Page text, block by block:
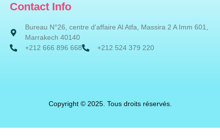
Contact Info
Bureau N°26, centre d'affaire Al Atfa, Massira 2 A Imm 601,
Marrakech 40140
+212 666 896 668
+212 524 379 220
Copyright © 2025. Tous droits réservés.